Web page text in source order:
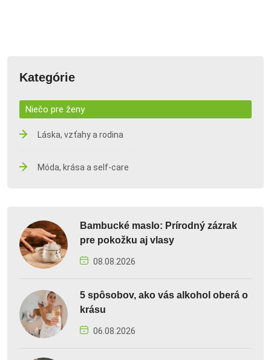
Kategórie
Niečo pre ženy
Láska, vzťahy a rodina
Móda, krása a self-care
Bambucké maslo: Prírodný zázrak
pre pokožku aj vlasy
08.08.2026
5 spôsobov, ako vás alkohol oberá o
krásu
06.08.2026